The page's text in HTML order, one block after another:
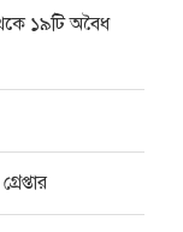
১৯টি অবৈধ